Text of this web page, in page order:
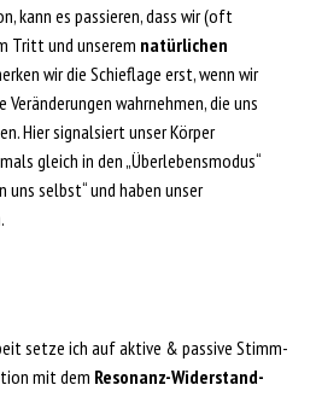
kann es passieren, dass wir (oft
Tritt und unserem natürlichen
wir die Schieflage erst, wenn wir
wahrnehmen, die uns
Hier signalsiert unser Körper
gleich in den „Überlebensmodus“
uns selbst“ und haben unser
setze ich auf aktive & passive Stimm-
mit dem Resonanz-Widerstand-